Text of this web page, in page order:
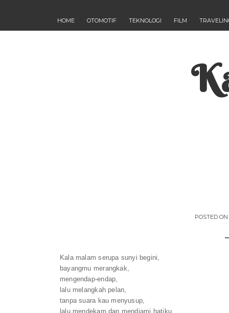
HOME OTOMOTIF TEKNOLOGI FILM
POSTED ON
Kala malam serupa sunyi begini,
bayangmu merangkak,
mengendap-endap,
lalu melangkah pelan,
tanpa suara kau menyusup,
lalu mendekam dan mendiami hatiku